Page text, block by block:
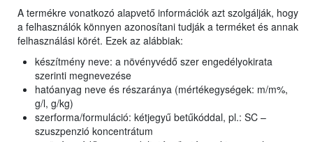
A termékre vonatkozó alapvető információk azt szolgálják, hogy
a felhasználók könnyen azonosítani tudják a terméket és annak
felhasználási körét. Ezek az alábbiak:
készítmény neve: a növényvédő szer engedélyokirata
szerinti megnevezése
hatóanyag neve és részaránya (mértékegységek: m/m%,
g/l, g/kg)
szerforma/formuláció: kétjegyű betűkóddal, pl.: SC –
szuszpenzió koncentrátum